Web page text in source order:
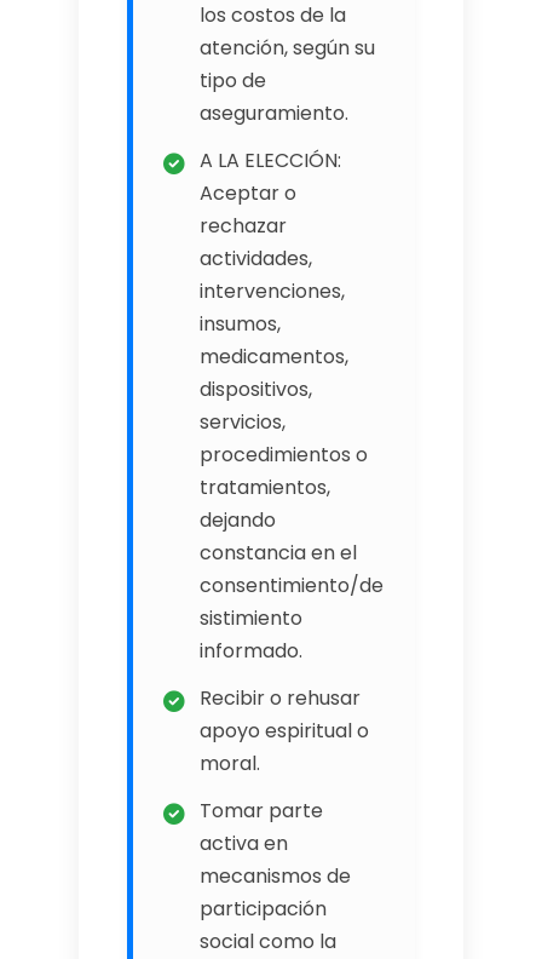
los costos de la
atención, según su
tipo de
aseguramiento.
A LA ELECCIÓN:
Aceptar o
rechazar
actividades,
intervenciones,
insumos,
medicamentos,
dispositivos,
servicios,
procedimientos o
tratamientos,
dejando
constancia en el
consentimiento/de
sistimiento
informado.
Recibir o rehusar
apoyo espiritual o
moral.
Tomar parte
activa en
mecanismos de
participación
social como la